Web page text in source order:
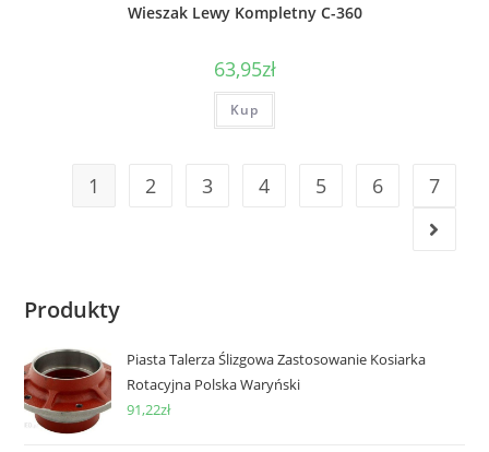
Wieszak Lewy Kompletny C-360
63,95zł
Kup
1 2 3 4 5 6 7
Produkty
Piasta Talerza Ślizgowa Zastosowanie Kosiarka
Rotacyjna Polska Waryński
91,22zł